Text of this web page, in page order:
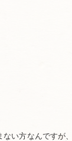
い方なんですが